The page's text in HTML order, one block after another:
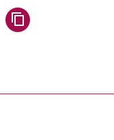
WhatsApp teilen
über Facebook